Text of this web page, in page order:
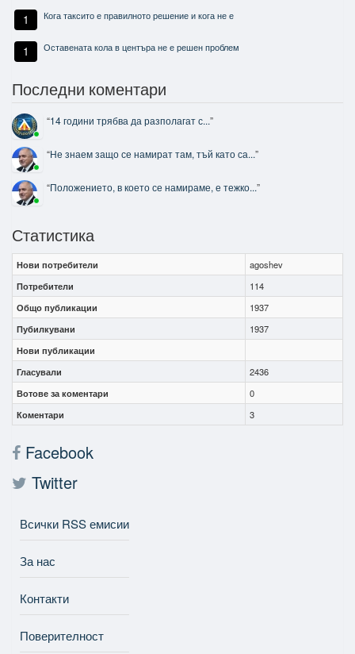
1 Кога таксито е правилното решение и кога не е
1 Оставената кола в центъра не е решен проблем
Последни коментари
“14 години трябва да разполагат с...”
“Не знаем защо се намират там, тъй като са...”
“Положението, в което се намираме, е тежко...”
Статистика
Нови потребители
agoshev
Потребители
114
Общо публикации
1937
Пубилкувани
1937
Нови публикации
Гласували
2436
Вотове за коментари
0
Коментари
3
Facebook
Twitter
Всички RSS емисии
За нас
Контакти
Поверителност